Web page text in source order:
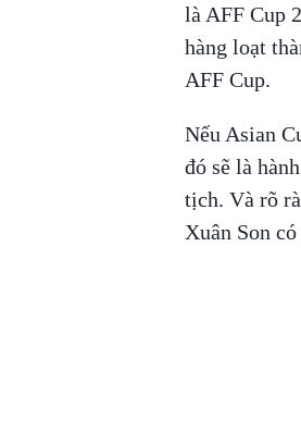
là AFF Cup
hàng loạt
AFF Cup.
Nếu Asian
đó sẽ là
tịch. Và rõ
Xuân Son